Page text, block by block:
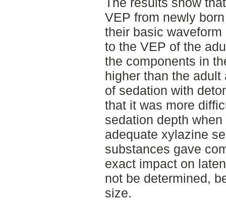
VEP from newly
their basic
to the VEP of the
the components in
higher than the
of sedation with
that it was more
sedation depth
adequate xylazine
substances gave
exact impact on
not be determined,
size.